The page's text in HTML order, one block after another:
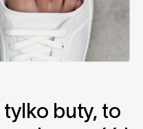
tylko buty, to